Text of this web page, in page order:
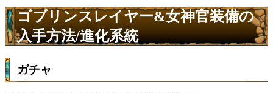
ゴブリンスレイヤー&女神官装備の
入手方法/進化系統
ガチャ